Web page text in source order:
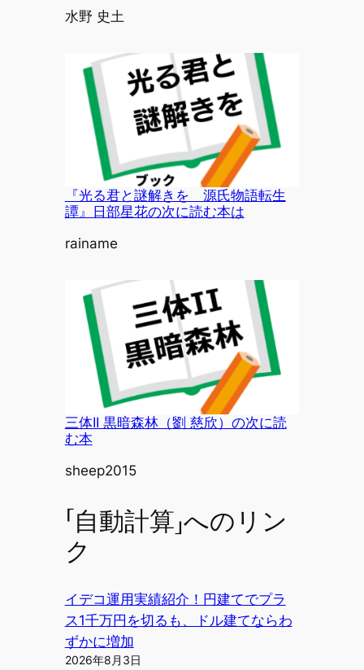
投稿者
水野 史土
『光る君と謎解きを 源氏物語転生
譚』日部星花の次に読む本は
投稿者
rainame
三体II 黒暗森林（劉 慈欣）の次に読
む本
投稿者
sheep2015
「自動計算」へのリン
ク
イデコ運用実績紹介！円建てでプラ
ス1千万円を切るも、ドル建てならわ
ずかに増加
2026年8月3日